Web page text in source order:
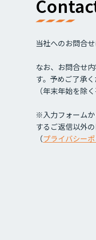
当社へのお問合
なお、お問合せ
す。予めご了承
（年末年始を除
※入力フォーム
するご返信以外
（プライバシー